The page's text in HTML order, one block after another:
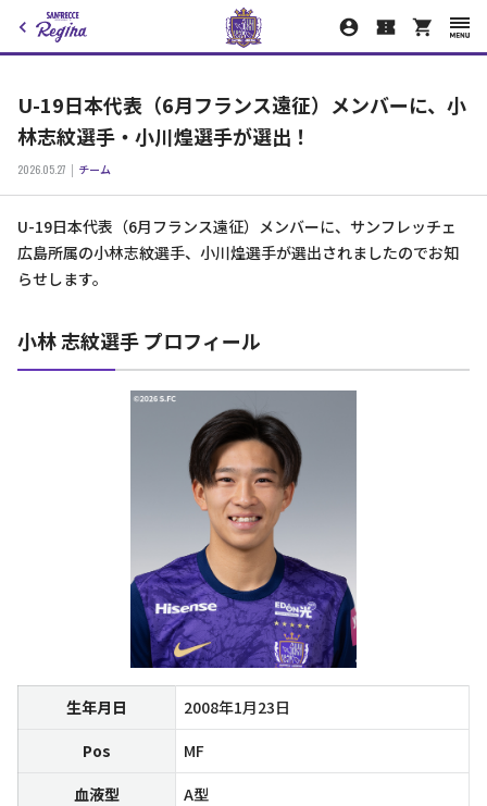
U-19日本代表（6月フランス遠征）メンバーに、小
林志紋選手・小川煌選手が選出！
2026.05.27 チーム
U-19日本代表（6月フランス遠征）メンバーに、サンフレッチェ
広島所属の小林志紋選手、小川煌選手が選出されましたのでお知
らせします。
小林 志紋選手 プロフィール
生年月日
2008年1月23日
Pos
MF
血液型
A型